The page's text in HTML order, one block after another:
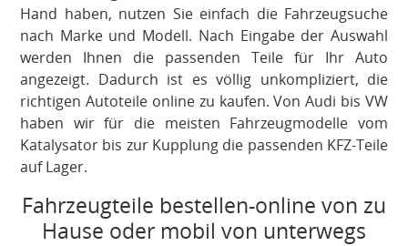
Hand haben, nutzen Sie einfach die Fahrzeugsuche
nach Marke und Modell. Nach Eingabe der Auswahl
werden Ihnen die passenden Teile für Ihr Auto
angezeigt. Dadurch ist es völlig unkompliziert, die
richtigen Autoteile online zu kaufen. Von Audi bis VW
haben wir für die meisten Fahrzeugmodelle vom
Katalysator bis zur Kupplung die passenden KFZ-Teile
auf Lager.
Fahrzeugteile bestellen-online von zu
Hause oder mobil von unterwegs